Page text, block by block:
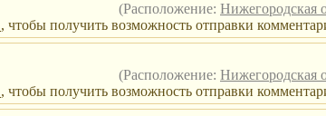
(Расположение: Нижегородская
, чтобы получить возможность отправки
(Расположение: Нижегородская
, чтобы получить возможность отправки